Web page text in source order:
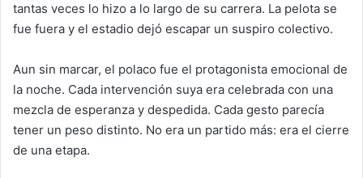
tantas veces lo hizo a lo largo de su carrera. La pelota se
fue fuera y el estadio dejó escapar un suspiro colectivo.
Aun sin marcar, el polaco fue el protagonista emocional de
la noche. Cada intervención suya era celebrada con una
mezcla de esperanza y despedida. Cada gesto parecía
tener un peso distinto. No era un partido más: era el cierre
de una etapa.